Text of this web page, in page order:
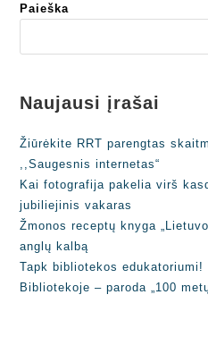
Paieška
Naujausi įrašai
Žiūrėkite RRT parengtas
,,Saugesnis internetas“
Kai fotografija pakelia virš
jubiliejinis vakaras
Žmonos receptų knyga
anglų kalbą
Tapk bibliotekos edukatoriumi!
Bibliotekoje – paroda „100